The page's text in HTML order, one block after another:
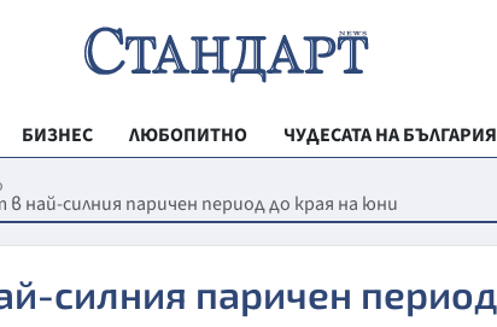
БИЗНЕС ЛЮБОПИТНО
ЧУДЕСАТА НА БЪЛГАРИЯ
ВЕСТНИК
ЗДРАВЕ
в най-силния паричен период до края на юни
силния паричен период